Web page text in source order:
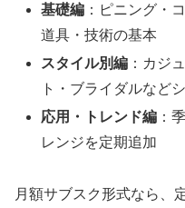
基礎編 ：ピニング・
道具・技術の基本
スタイル別編 ：カジ
ト・ブライダルなど
応用・トレンド編 ：
レンジを定期追加
月額サブスク形式なら、